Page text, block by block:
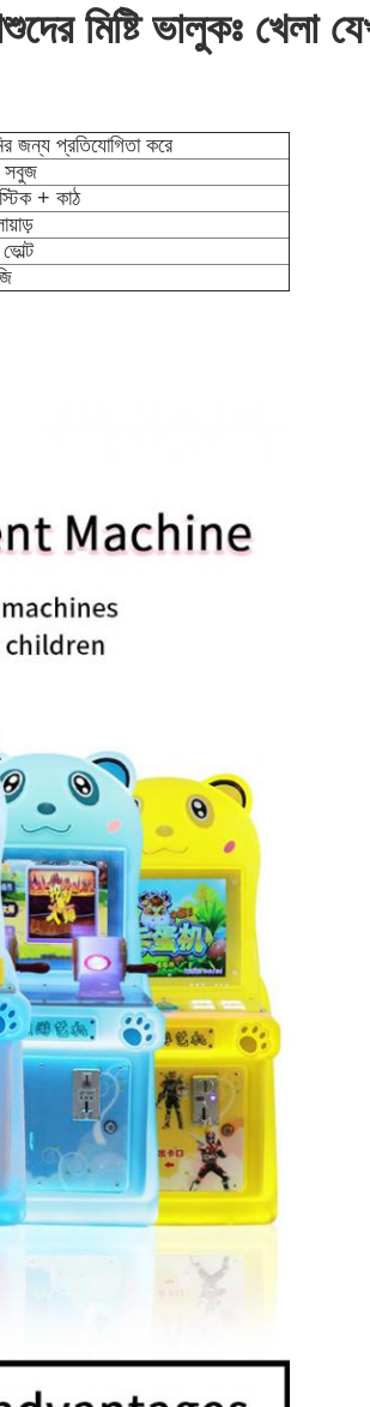
মিষ্টি ভালুকঃ
জন্য প্রতিযোগিতা করে
সবুজ
+ কাঠ